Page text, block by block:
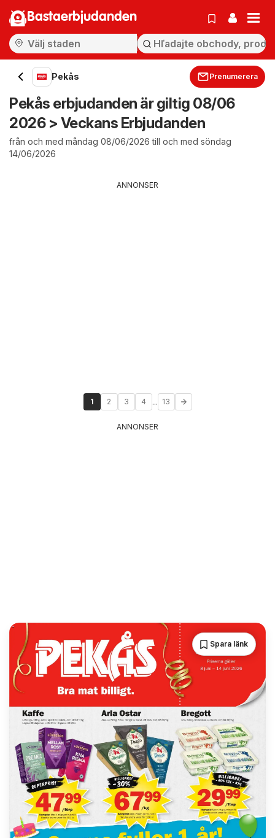
Bastaerbjudanden
Pekås Prenumerera
Pekås erbjudanden är giltig 08/06
2026 > Veckans Erbjudanden
från och med måndag 08/06/2026 till och med söndag
14/06/2026
ANNONSER
1 2 3 4 ... 13
ANNONSER
Spara länk